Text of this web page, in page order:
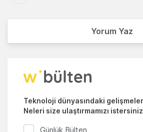
Yorum Yaz
Teknoloji dünyasındaki
Neleri size ulaştırmamızı
Günlük Bülten